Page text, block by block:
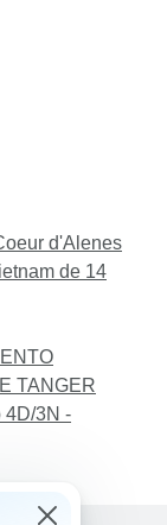
d'Alenes
de 14
TANGER
4D/3N -